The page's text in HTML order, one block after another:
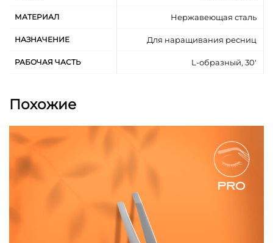
препятствует налипанию клея
сатиновое матовое покрытие с низким
качества AISI 420, что обеспечивает
длительный срок службы
доступны все методы дезинфекции и
стерилизации
МАТЕРИАЛ Нержавеющая сталь
НАЗНАЧЕНИЕ Для наращивания ресниц
РАБОЧАЯ ЧАСТЬ L-образный, 30'
Похожие